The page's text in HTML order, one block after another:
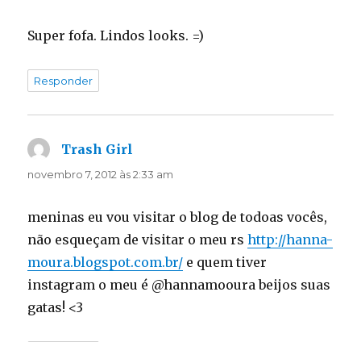
Super fofa. Lindos looks. =)
Responder
Trash Girl
novembro 7, 2012 às 2:33 am
meninas eu vou visitar o blog de todoas vocês,
não esqueçam de visitar o meu rshttp://hanna-
moura.blogspot.com.br/ e quem tiver
instagram o meu é @hannamooura beijos suas
gatas! <3